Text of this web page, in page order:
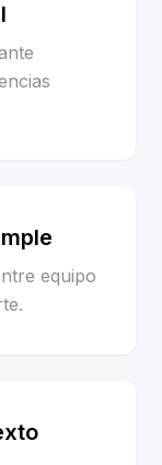
equipo